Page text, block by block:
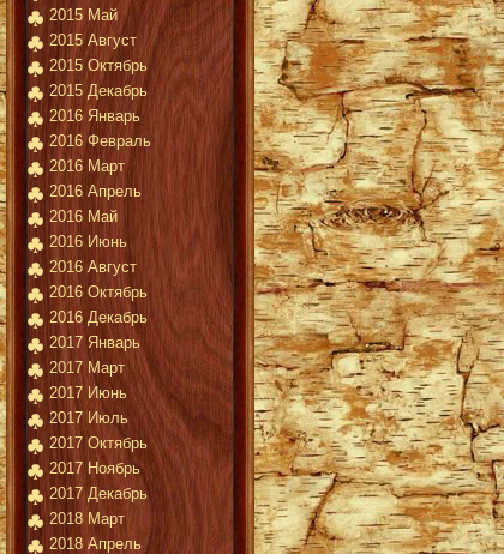
2015 Май
2015 Август
2015 Октябрь
2015 Декабрь
2016 Январь
2016 Февраль
2016 Март
2016 Апрель
2016 Май
2016 Июнь
2016 Август
2016 Октябрь
2016 Декабрь
2017 Январь
2017 Март
2017 Июнь
2017 Июль
2017 Октябрь
2017 Ноябрь
2017 Декабрь
2018 Март
2018 Апрель